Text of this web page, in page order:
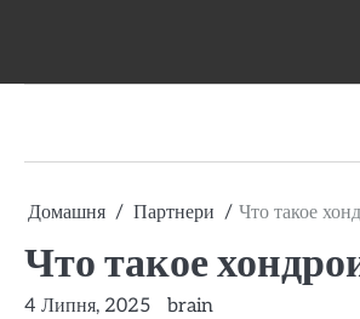
Домашня Партнери Что такое
Что такое
4 Липня, 2025 brain